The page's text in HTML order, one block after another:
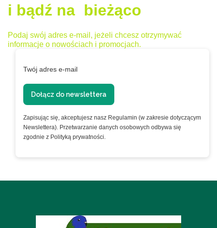
i bądź na bieżąco
Podaj swój adres e-mail, jeżeli chcesz otrzymywać
informacje o nowościach i promocjach.
Twój adres e-mail
Dołącz do newslettera
Zapisując się, akceptujesz nasz Regulamin (w zakresie dotyczącym
Newslettera). Przetwarzanie danych osobowych odbywa się
zgodnie z Polityką prywatności.